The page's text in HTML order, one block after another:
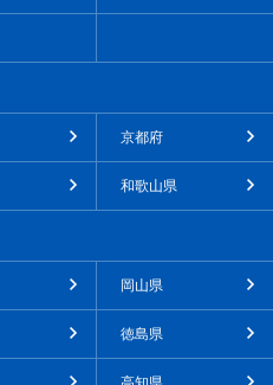
京都府
和歌山県
岡山県
徳島県